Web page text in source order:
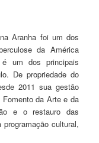
Aranha foi um dos
da América
um dos principais
De propriedade do
2011 sua gestão
da Arte e da
e o restauro das
cultural,